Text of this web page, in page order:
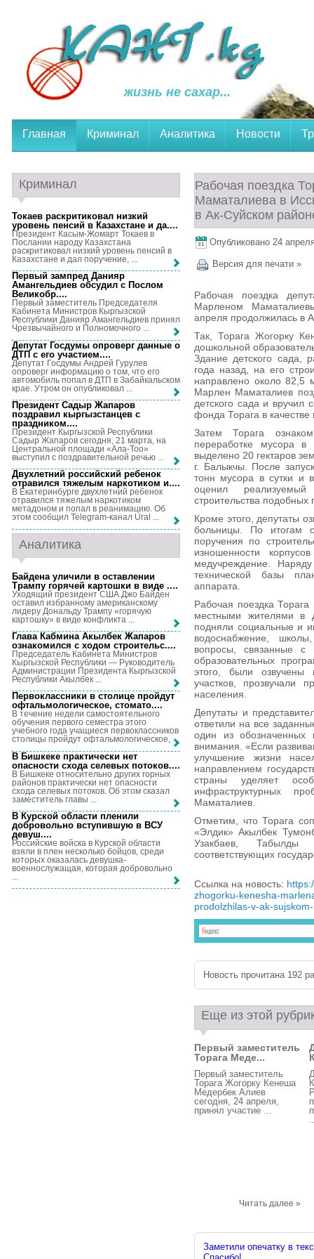
жизнь не сахар...
Главная Криминал Аналитика Новости
Рабочая поездка
Маматалиева в
в Ак-Суйском
Опубликовано 24
Версия для печати »
Рабочая поездка
Марленом
апреля продолжилась в
Так, Торага Жогорку
дошкольной
Здание детского сада,
года назад, на его
направлено около 82,5
Марлен Маматалиев
детского сада и вручил
фонда Торага в
Затем Торага
переработке мусора
выделено 20 гектаров
г. Балыкчы. После
тонн мусора в сутки и
оценил
строительства подобных
Кроме этого, депутаты
больницы. По итогам
поручения по
изношенности
медучреждение.
технической базы
аппарата.
Рабочая поездка
местными жителями в
подняли социальные и
водоснабжение,
вопросы, связанные с
образовательных
этого, были озвучены
участков, прозвучали
населения.
Депутаты и
ответили на все
один из обозначенных
внимания. «Если
улучшение жизни
направлением
страны уделяет
инфраструктурных
Маматалиев.
Отметим, что Торага
«Элдик» Акылбек
Узакбаев, Табылды
соответствующих
Ссылка на новость:
zhogorku-kenesha-
prodolzhilas-v-ak-
Новость прочитана 192
Еще из этой
Первый заместитель
Торага Меде...
Первый заместитель
Торага Жогорку Кенеша
Медербек Алиев
сегодня, 24 апреля,
принял участие ...
Читать далее »
Заметили опечатку в
Криминал
Токаев раскритиковал низкий
уровень пенсий в Казахстане и да....
Президент Касым-Жомарт Токаев в
Послании народу Казахстана
раскритиковал низкий уровень пенсий в
Казахстане и дал поручение, ...
Первый зампред Данияр
Амангельдиев обсудил с Послом
Великобр....
Первый заместитель Председателя
Кабинета Министров Кыргызской
Республики Данияр Амангельдиев принял
Чрезвычайного и Полномочного ...
Депутат Госдумы опроверг данные о
ДТП с его участием....
Депутат Госдумы Андрей Гурулев
опроверг информацию о том, что его
автомобиль попал в ДТП в Забайкальском
крае. Утром он опубликовал ...
Президент Садыр Жапаров
поздравил кыргызстанцев с
праздником....
Президент Кыргызской Республики
Садыр Жапаров сегодня, 21 марта, на
Центральной площади «Ала-Тоо»
выступил с поздравительной речью ...
Двухлетний российский ребенок
отравился тяжелым наркотиком и....
В Екатеринбурге двухлетний ребенок
отравился тяжелым наркотиком
метадоном и попал в реанимацию. Об
этом сообщил Telegram-канал Ural ...
Аналитика
Байдена уличили в оставлении
Трампу горячей картошки в виде ....
Уходящий президент США Джо Байден
оставил избранному американскому
лидеру Дональду Трампу «горячую
картошку» в виде конфликта ...
Глава Кабмина Акылбек Жапаров
ознакомился с ходом строительс....
Председатель Кабинета Министров
Кыргызской Республики — Руководитель
Администрации Президента Кыргызской
Республики Акылбек ...
Первоклассники в столице пройдут
офтальмологическое, стомато....
В течение недели самостоятельного
обучения первого семестра этого
учебного года учащиеся первоклассников
столицы пройдут офтальмологическое, ...
В Бишкеке практически нет
опасности схода селевых потоков....
В Бишкеке относительно других горных
районов практически нет опасности
схода селевых потоков. Об этом сказал
заместитель главы ...
В Курской области пленили
добровольно вступившую в ВСУ
девуш....
Российские войска в Курской области
взяли в плен несколько бойцов, среди
которых оказалась девушка-
военнослужащая, которая добровольно
...